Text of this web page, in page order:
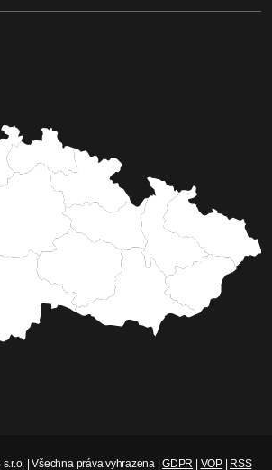
| Všechna práva vyhrazena |GDPR VOP| RSS